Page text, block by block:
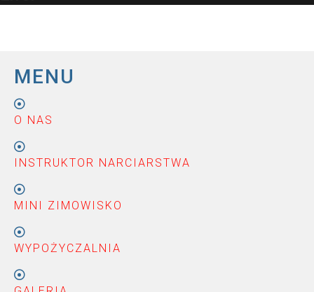
MENU
O NAS
INSTRUKTOR NARCIARSTWA
MINI ZIMOWISKO
WYPOŻYCZALNIA